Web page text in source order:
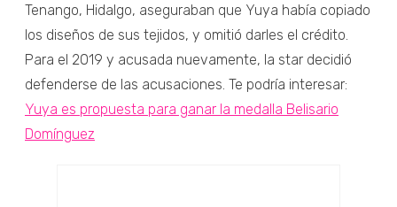
Tenango, Hidalgo, aseguraban que Yuya había copiado
los diseños de sus tejidos, y omitió darles el crédito.
Para el 2019 y acusada nuevamente, la star decidió
defenderse de las acusaciones. Te podría interesar:
Yuya es propuesta para ganar la medalla Belisario
Domínguez